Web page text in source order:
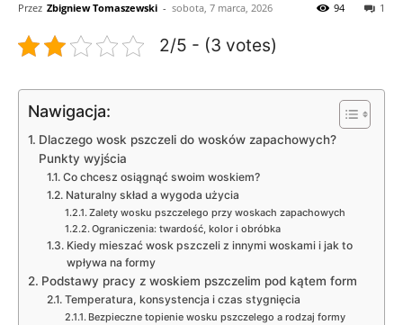
Przez Zbigniew Tomaszewski - sobota, 7 marca, 2026 1
94
2/5 - (3 votes)
Nawigacja:
Dlaczego wosk pszczeli do wosków zapachowych?
Punkty wyjścia
Co chcesz osiągnąć swoim woskiem?
Naturalny skład a wygoda użycia
Zalety wosku pszczelego przy woskach zapachowych
Ograniczenia: twardość, kolor i obróbka
Kiedy mieszać wosk pszczeli z innymi woskami i jak to
wpływa na formy
Podstawy pracy z woskiem pszczelim pod kątem form
Temperatura, konsystencja i czas stygnięcia
Bezpieczne topienie wosku pszczelego a rodzaj formy